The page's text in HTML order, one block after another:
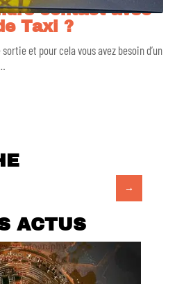
contact avec
Taxi ?
et pour cela vous avez besoin d’un
ACTUS